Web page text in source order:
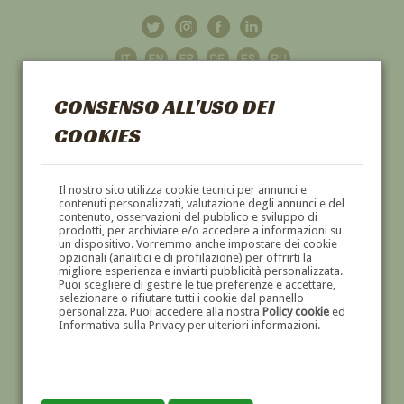
CONSENSO ALL'USO DEI
COOKIES
Il nostro sito utilizza cookie tecnici per annunci e
contenuti personalizzati, valutazione degli annunci e del
contenuto, osservazioni del pubblico e sviluppo di
prodotti, per archiviare e/o accedere a informazioni su
un dispositivo. Vorremmo anche impostare dei cookie
opzionali (analitici e di profilazione) per offrirti la
migliore esperienza e inviarti pubblicità personalizzata.
Puoi scegliere di gestire le tue preferenze e accettare,
selezionare o rifiutare tutti i cookie dal pannello
personalizza. Puoi accedere alla nostra Policy cookieed
Informativa sulla Privacy per ulteriori informazioni.
GALLERIAD'ARTE
DIPINTI E SCULTURE '800 E '900